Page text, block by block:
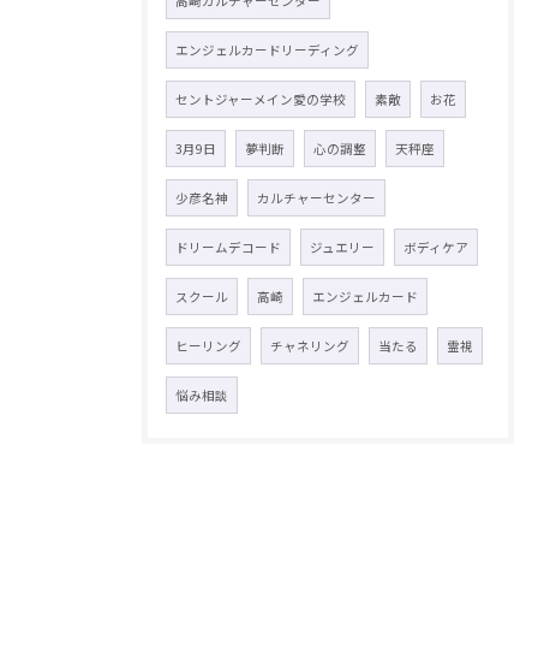
エンジェルカードリーディング
セントジャーメイン愛の学校 素敵 お花
3月9日 夢判断 心の調整 天秤座
少彦名神 カルチャーセンター
ドリームデコード ジュエリー ボディケア
スクール 高崎 エンジェルカード
ヒーリング チャネリング 当たる 霊視
悩み相談